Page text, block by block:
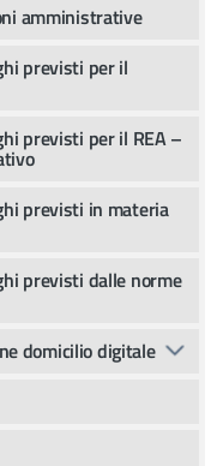
amministrative
previsti per il
previsti per il REA –
previsti in materia
previsti dalle norme
domicilio digitale